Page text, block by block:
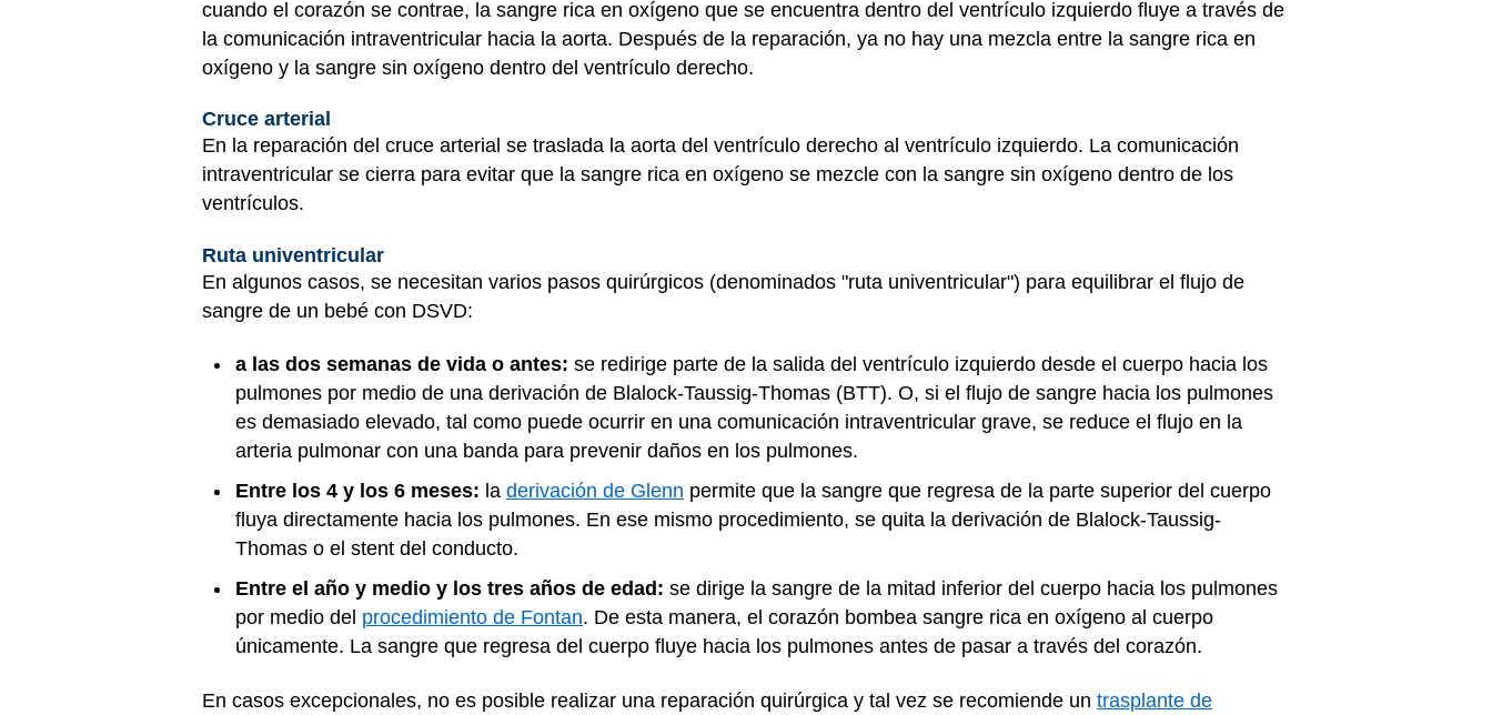
cuando el corazón se contrae, la sangre rica en oxígeno que se encuentra dentro del ventrículo izquierdo fluye a través de
la comunicación intraventricular hacia la aorta. Después de la reparación, ya no hay una mezcla entre la sangre rica en
oxígeno y la sangre sin oxígeno dentro del ventrículo derecho.
Cruce arterial
En la reparación del cruce arterial se traslada la aorta del ventrículo derecho al ventrículo izquierdo. La comunicación
intraventricular se cierra para evitar que la sangre rica en oxígeno se mezcle con la sangre sin oxígeno dentro de los
ventrículos.
Ruta univentricular
En algunos casos, se necesitan varios pasos quirúrgicos (denominados "ruta univentricular") para equilibrar el flujo de
sangre de un bebé con DSVD:
a las dos semanas de vida o antes: se redirige parte de la salida del ventrículo izquierdo desde el cuerpo hacia los
pulmones por medio de una derivación de Blalock-Taussig-Thomas (BTT). O, si el flujo de sangre hacia los pulmones
es demasiado elevado, tal como puede ocurrir en una comunicación intraventricular grave, se reduce el flujo en la
arteria pulmonar con una banda para prevenir daños en los pulmones.
Entre los 4 y los 6 meses: la derivación de Glenn permite que la sangre que regresa de la parte superior del cuerpo
fluya directamente hacia los pulmones. En ese mismo procedimiento, se quita la derivación de Blalock-Taussig-
Thomas o el stent del conducto.
Entre el año y medio y los tres años de edad: se dirige la sangre de la mitad inferior del cuerpo hacia los pulmones
por medio del procedimiento de Fontan. De esta manera, el corazón bombea sangre rica en oxígeno al cuerpo
únicamente. La sangre que regresa del cuerpo fluye hacia los pulmones antes de pasar a través del corazón.
En casos excepcionales, no es posible realizar una reparación quirúrgica y tal vez se recomiende un trasplante de